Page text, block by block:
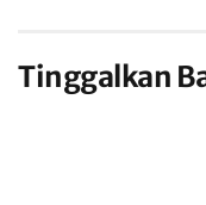
Tinggalkan